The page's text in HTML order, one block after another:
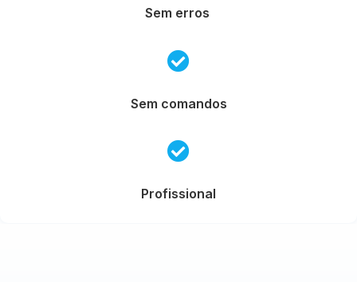
Sem erros
Sem comandos
Profissional